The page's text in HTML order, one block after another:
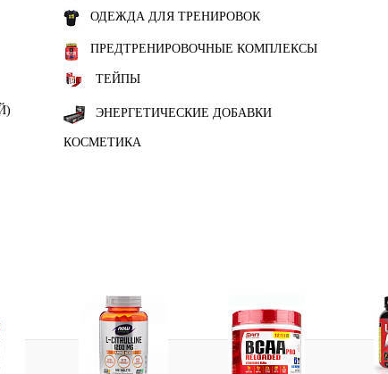
ОДЕЖДА ДЛЯ ТРЕНИРОВОК
ПРЕДТРЕНИРОВОЧНЫЕ КОМПЛЕКСЫ
ТЕЙПЫ
ЭНЕРГЕТИЧЕСКИЕ ДОБАВКИ
КОСМЕТИКА